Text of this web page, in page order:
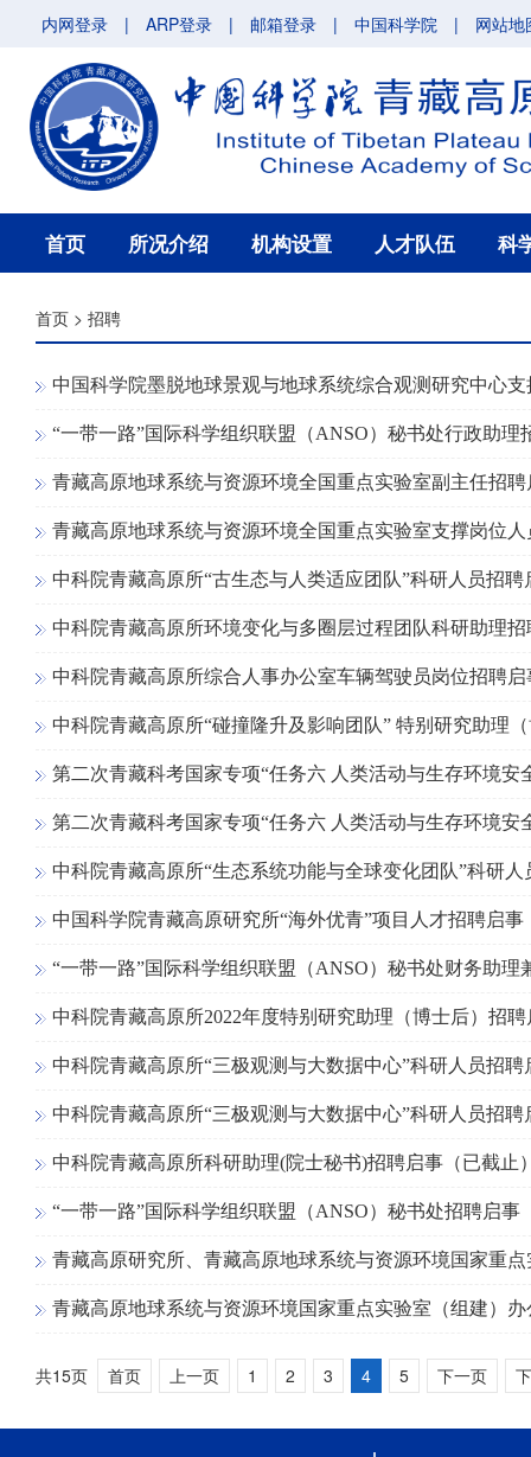
内网登录 | ARP登录 | 邮箱登录 | 中国科学院 | 网站地
首页 所况介绍 机构设置 人才队伍 科
首页 > 招聘
中国科学院墨脱地球景观与地球系统综合观测研究中心
“一带一路”国际科学组织联盟（ANSO）秘书处行政助理
青藏高原地球系统与资源环境全国重点实验室副主任招
青藏高原地球系统与资源环境全国重点实验室支撑岗位
中科院青藏高原所“古生态与人类适应团队”科研人员招聘
中科院青藏高原所环境变化与多圈层过程团队科研助理招
中科院青藏高原所综合人事办公室车辆驾驶员岗位招聘
中科院青藏高原所“碰撞隆升及影响团队” 特别研究助理
第二次青藏科考国家专项“任务六 人类活动与生存环境安
第二次青藏科考国家专项“任务六 人类活动与生存环境安
中科院青藏高原所“生态系统功能与全球变化团队”科研
中国科学院青藏高原研究所“海外优青”项目人才招聘启事
“一带一路”国际科学组织联盟（ANSO）秘书处财务助理
中科院青藏高原所2022年度特别研究助理（博士后）招聘
中科院青藏高原所“三极观测与大数据中心”科研人员招
中科院青藏高原所“三极观测与大数据中心”科研人员招
中科院青藏高原所科研助理(院士秘书)招聘启事（已截止
“一带一路”国际科学组织联盟（ANSO）秘书处招聘启事
青藏高原研究所、青藏高原地球系统与资源环境国家重
青藏高原地球系统与资源环境国家重点实验室（组建）
共15页 首页 上一页 1 2 3 4 5 下一页